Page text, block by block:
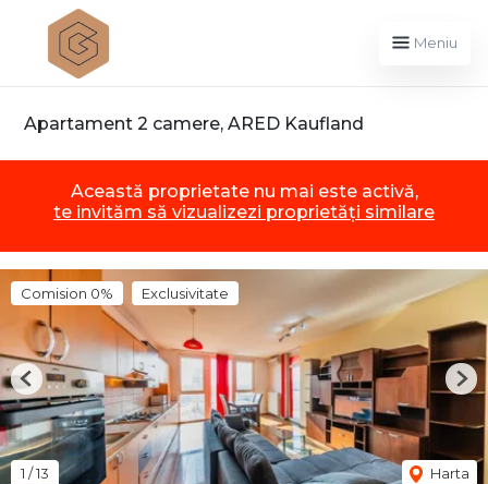
Meniu
Apartament 2 camere, ARED Kaufland
Această proprietate nu mai este activă,
te invităm să vizualizezi proprietăți similare
Comision 0% Exclusivitate
1 /13 Harta
Previous